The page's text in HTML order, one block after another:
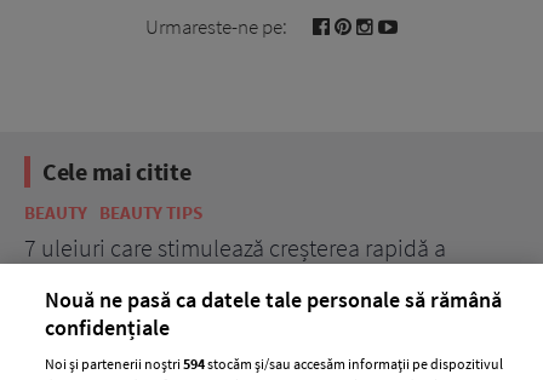
Urmareste-ne pe:
Cele mai citite
BEAUTY BEAUTY TIPS
7 uleiuri care stimulează creșterea rapidă a
Nouă ne pasă ca datele tale personale să rămână
confidențiale
Noi și partenerii noștri594stocăm și/sau accesăm informații pe dispozitivul